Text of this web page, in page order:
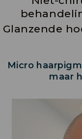
Glanzende
Micro
maar